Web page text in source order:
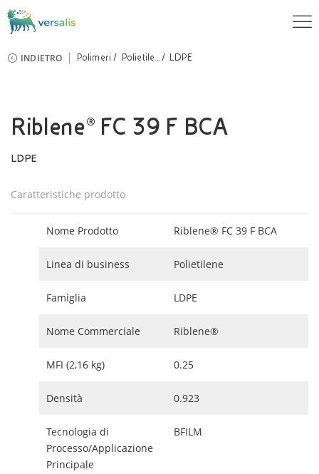
INDIETRO Polimeri Polietile... LDPE
Riblene® FC 39 F BCA
LDPE
Caratteristiche prodotto
Nome Prodotto Riblene® FC 39 F BCA
Linea di business Polietilene
Famiglia LDPE
Nome Commerciale Riblene®
MFI (2,16 kg) 0.25
Densità 0.923
Tecnologia di
Processo/Applicazione
Principale
BFILM